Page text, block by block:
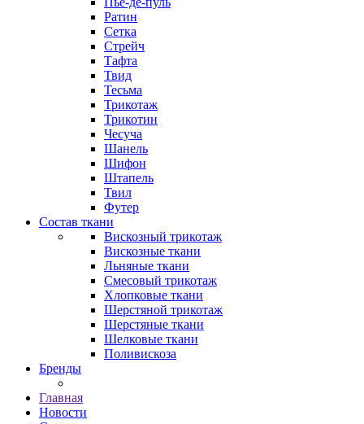
Ратин
Сетка
Стрейч
Тафта
Твид
Тесьма
Трикотаж
Трикотин
Чесуча
Шанель
Шифон
Штапель
Твил
Футер
Состав ткани
Вискозный трикотаж
Вискозные ткани
Льняные ткани
Смесовый трикотаж
Хлопковые ткани
Шерстяной трикотаж
Шерстяные ткани
Шелковые ткани
Поливискоза
Бренды
Главная
Новости